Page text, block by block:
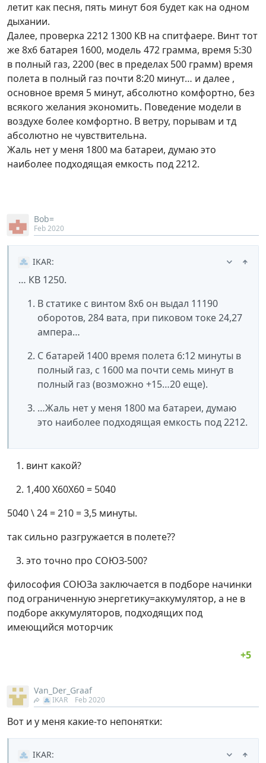
летит как песня, пять минут боя будет как на одном
дыхании.
Далее, проверка 2212 1300 КВ на спитфаере. Винт тот
же 8х6 батарея 1600, модель 472 грамма, время 5:30
в полный газ, 2200 (вес в пределах 500 грамм) время
полета в полный газ почти 8:20 минут… и далее ,
основное время 5 минут, абсолютно комфортно, без
всякого желания экономить. Поведение модели в
воздухе более комфортно. В ветру, порывам и тд
абсолютно не чувствительна.
Жаль нет у меня 1800 ма батареи, думаю это
наиболее подходящая емкость под 2212.
Bob=
Feb 2020
IKAR:
… КВ 1250.
В статике с винтом 8х6 он выдал 11190
оборотов, 284 вата, при пиковом токе 24,27
ампера…
С батарей 1400 время полета 6:12 минуты в
полный газ, с 1600 ма почти семь минут в
полный газ (возможно +15…20 еще).
…Жаль нет у меня 1800 ма батареи, думаю
это наиболее подходящая емкость под 2212.
винт какой?
1,400 Х60Х60 = 5040
5040 \ 24 = 210 = 3,5 минуты.
так сильно разгружается в полете??
это точно про СОЮЗ-500?
философия СОЮЗа заключается в подборе начинки
под ограниченную энергетику=аккумулятор, а не в
подборе аккумуляторов, подходящих под
имеющийся моторчик
Van_Der_Graaf
IKAR Feb 2020
Вот и у меня какие-то непонятки:
IKAR: